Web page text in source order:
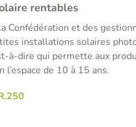
rentables
Confédération et des
installations solaires
à-dire qui permette aux
de 10 à 15 ans.